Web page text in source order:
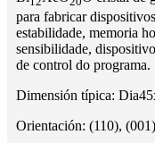
para fabricar
estabilidade, memoria
sensibilidade,
de control do programa.
Dimensión típica:
Orientación: (110), (001)